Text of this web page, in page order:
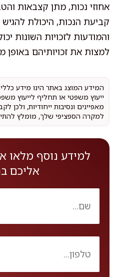
אחוזי נכות, מתן קצבאות
קביעת הנכות, היכולת
והמודעות לזכויות השונות
למצות את זכויותיהם באופן
המידע המוצג באתר הינו מידע
ייעוץ משפטי או תחליף לייעוץ
מאפיינים ונסיבות ייחודיות,
למקרה הספציפי שלך, מומלץ
למידע נוסף מלאו
אליכם